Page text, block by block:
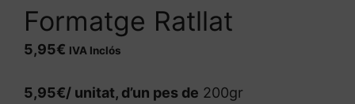
Formatge Ratllat
5,95€ IVA Inclós
5,95€/ unitat, d’un pes de 200gr